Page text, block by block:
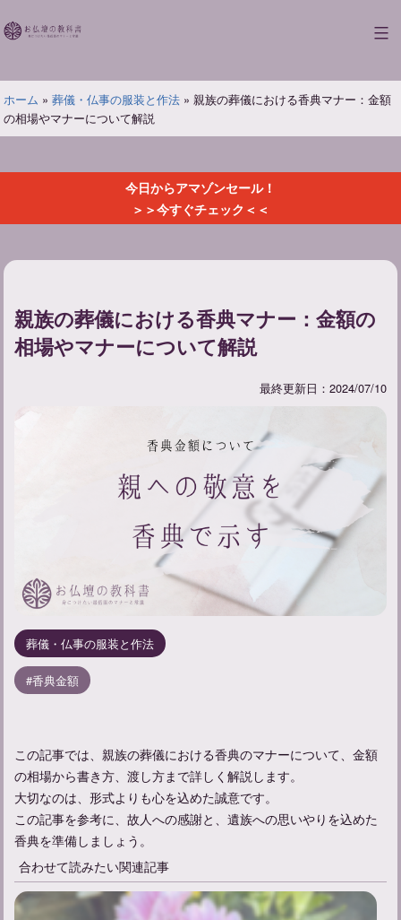
ン
ツ
へ
ス
お
壇
の
教
ホーム » 葬儀・仏事の服装と作法» 親族の葬儀における香典マナー：金額
の相場やマナーについて解説
今日からアマゾンセール！
＞＞今すぐチェック＜＜
親族の葬儀における香典マナー：金額の
相場やマナーについて解説
最終更新日：2024/07/10
葬儀・仏事の服装と作法
香典金額
この記事では、親族の葬儀における香典のマナーについて、金額
の相場から書き方、渡し方まで詳しく解説します。
大切なのは、形式よりも心を込めた誠意です。
この記事を参考に、故人への感謝と、遺族への思いやりを込めた
香典を準備しましょう。
合わせて読みたい関連記事